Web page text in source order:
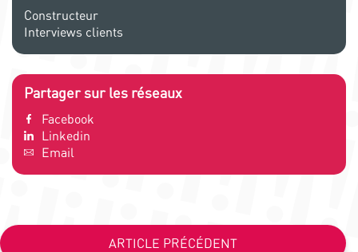
Constructeur
Interviews clients
Partager sur les réseaux
Facebook
Linkedin
Email
ARTICLE PRÉCÉDENT